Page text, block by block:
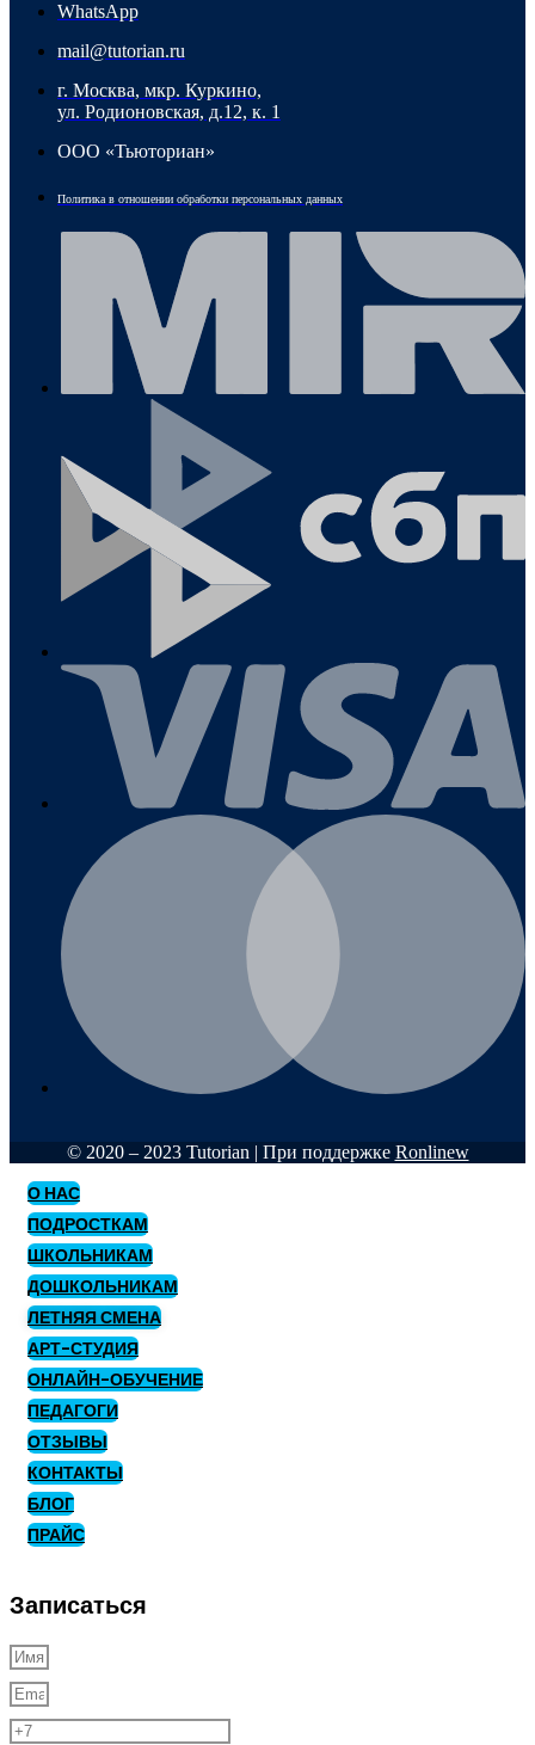
WhatsApp
mail@tutorian.ru
г. Москва, мкр. Куркино,
ул. Родионовская, д.12, к. 1
ООО «Тьюториан»
Политика в отношении обработки персональных данных
© 2020 – 2023 Tutorian | При поддержке Ronlinew
О НАС
ПОДРОСТКАМ
ШКОЛЬНИКАМ
ДОШКОЛЬНИКАМ
ЛЕТНЯЯ СМЕНА
АРТ-СТУДИЯ
ОНЛАЙН-ОБУЧЕНИЕ
ПЕДАГОГИ
ОТЗЫВЫ
КОНТАКТЫ
БЛОГ
ПРАЙС
Записаться